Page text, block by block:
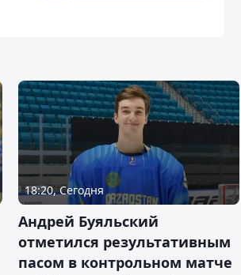
18:20, Сегодня
Андрей Буяльский
отметился результативным
пасом в контрольном матче